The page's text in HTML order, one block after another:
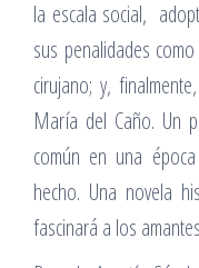
la escala social,
sus penalidades
cirujano; y,
María del Caño. Un
común en una
hecho. Una novela
fascinará a los